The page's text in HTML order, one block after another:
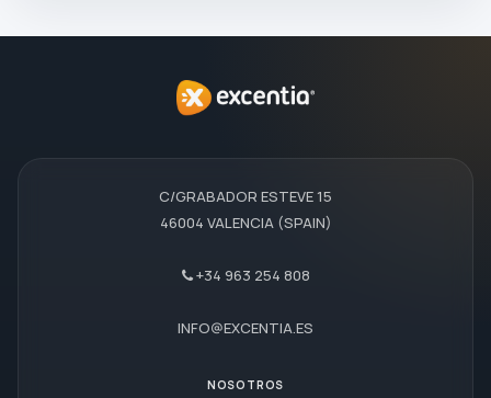
C/GRABADOR ESTEVE 15
46004 VALENCIA (SPAIN)
+34 963 254 808
INFO@EXCENTIA.ES
NOSOTROS